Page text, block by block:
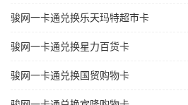
骏网一卡通兑换乐天玛特超市卡
骏网一卡通兑换星力百货卡
骏网一卡通兑换国贸购物卡